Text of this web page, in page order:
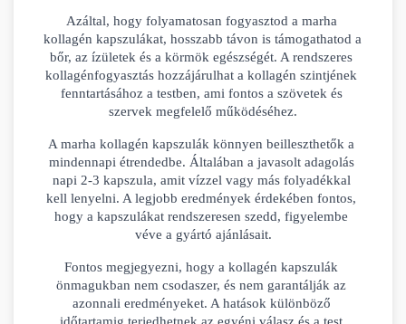
Azáltal, hogy folyamatosan fogyasztod a marha
kollagén kapszulákat, hosszabb távon is támogathatod a
bőr, az ízületek és a körmök egészségét. A rendszeres
kollagénfogyasztás hozzájárulhat a kollagén szintjének
fenntartásához a testben, ami fontos a szövetek és
szervek megfelelő működéséhez.
A marha kollagén kapszulák könnyen beilleszthetők a
mindennapi étrendedbe. Általában a javasolt adagolás
napi 2-3 kapszula, amit vízzel vagy más folyadékkal
kell lenyelni. A legjobb eredmények érdekében fontos,
hogy a kapszulákat rendszeresen szedd, figyelembe
véve a gyártó ajánlásait.
Fontos megjegyezni, hogy a kollagén kapszulák
önmagukban nem csodaszer, és nem garantálják az
azonnali eredményeket. A hatások különböző
időtartamig terjedhetnek az egyéni válasz és a test